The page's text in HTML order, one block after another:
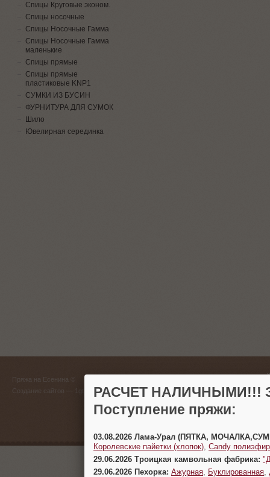
Спицы Круговые эконом.
Спицы носочные
Спицы Носочные Гамма
Спицы Носочные Гамма
маленькие
Спицы прямые
Спицы прямые
пластиковые KNP1
СУМКИ ИЗ БУСИН
ФУРНИТУРА ДЛЯ СУМОК
Шило
Ювелирная серединка
Пряжа на Есенина ©
Создание сайтов
(383)
г.
РАСЧЕТ НАЛИЧНЫМИ!!!
Поступление пряжи:
03.08.2026 Лама-Урал (ПЯТКА,
Королевские пайетки (хлопок) Candy
29.06.2026 Троицкая камвольная фабрика:
29.06.2026 Пехорка: Ажурная Буклированная